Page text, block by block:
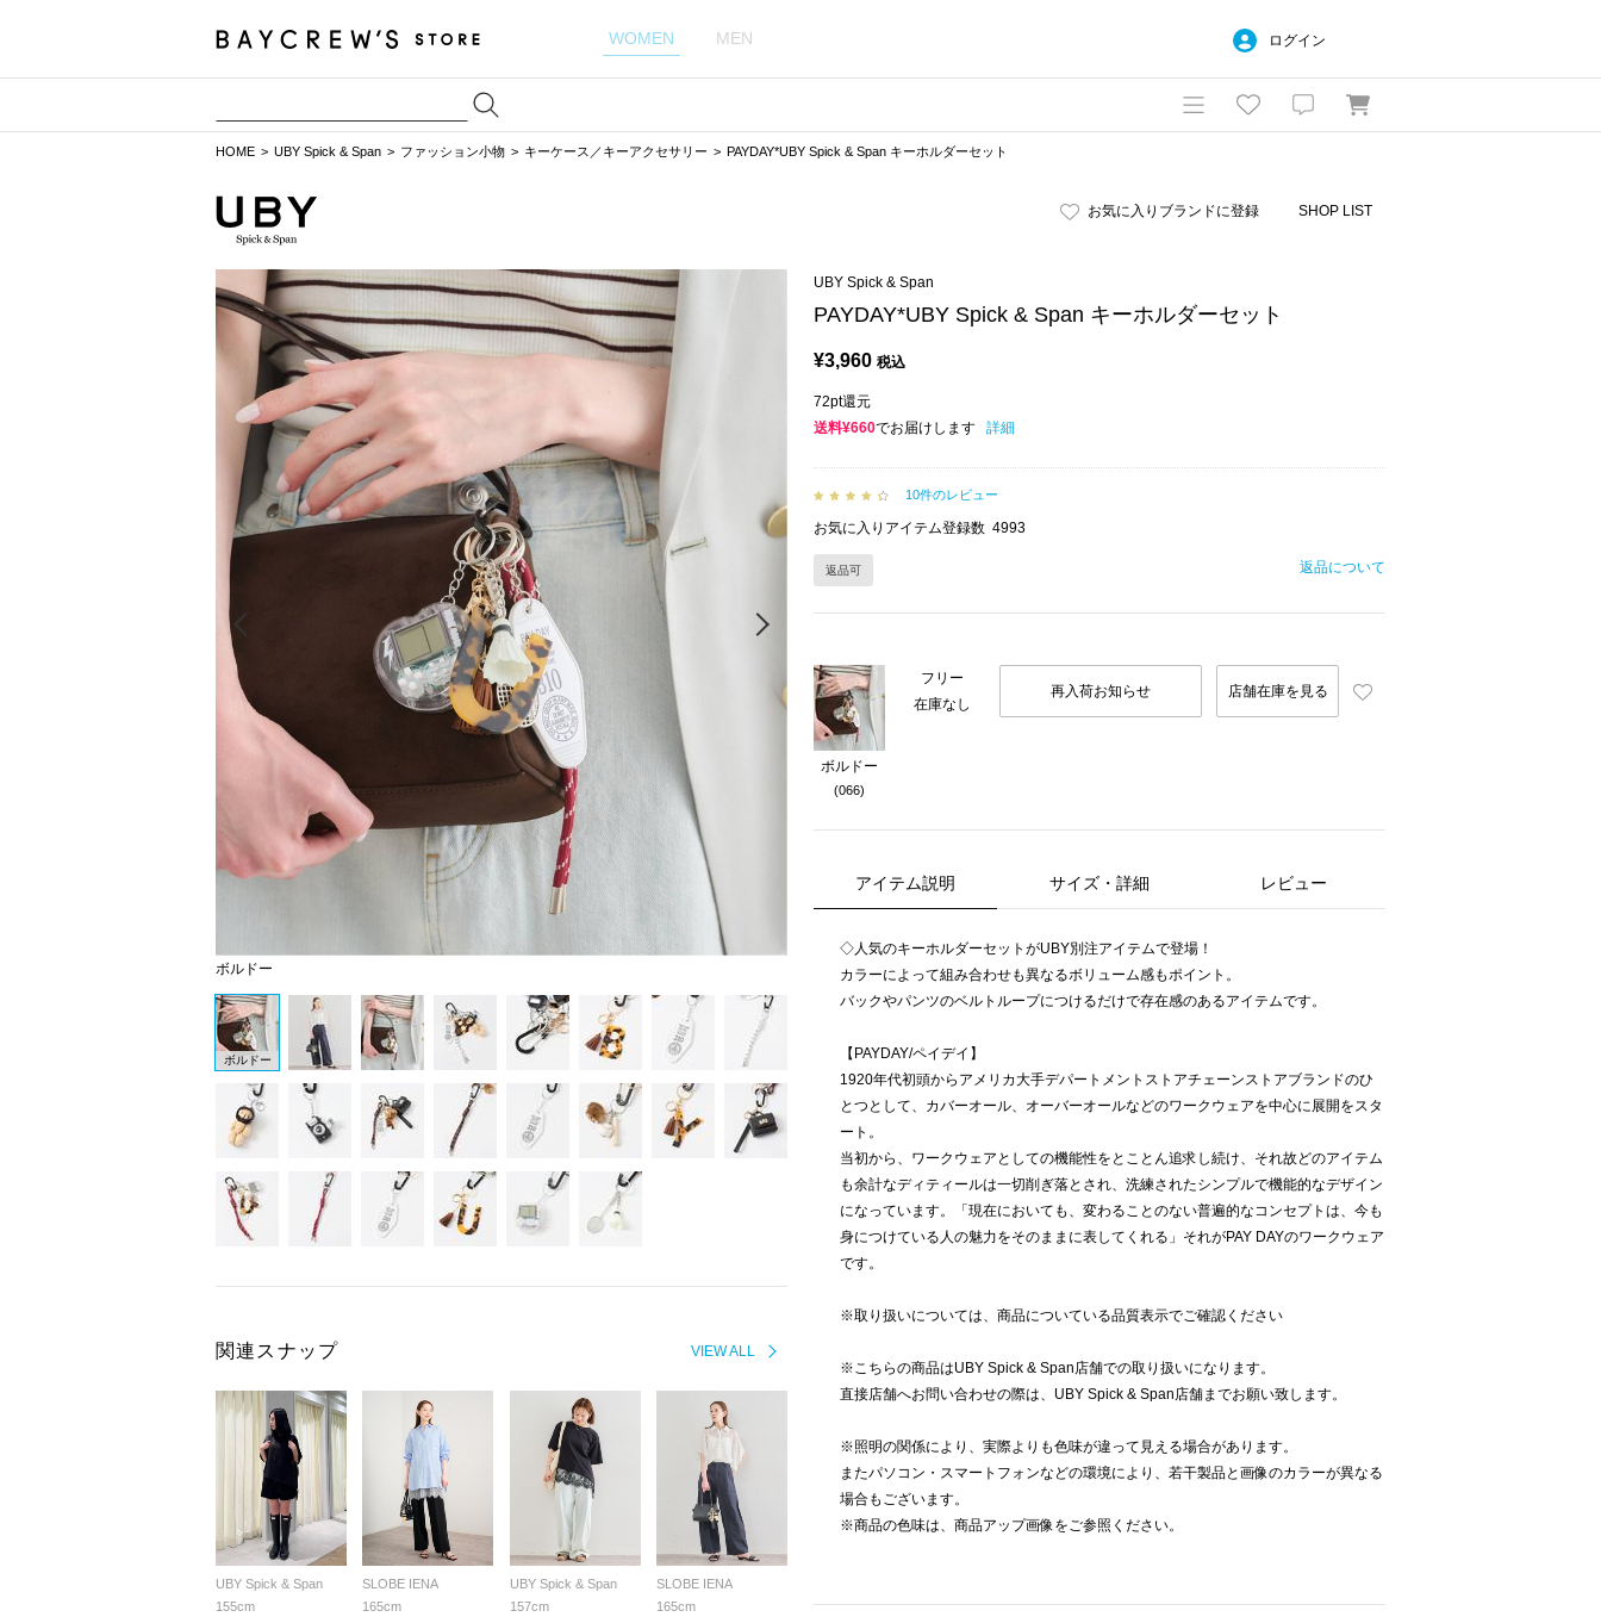
WOMEN MEN ログイン
HOME UBY Spick & Span ファッション小物 キーケース／キーアクセサリー PAYDAY*UBY Spick & Span キーホルダーセット
お気に入りブランドに登録 SHOP LIST
ボルドー
Next
ボルドー
VIEW ALL
関連スナップ
UBY Spick & Span
155cm
SLOBE IENA
165cm
UBY Spick & Span
157cm
SLOBE IENA
165cm
UBY Spick & Span
PAYDAY*UBY Spick & Span キーホルダーセット
¥3,960 税込
72pt還元
送料¥660でお届けします 詳細
10件のレビュー
お気に入りアイテム登録数 4993
返品可 返品について
ボルドー
(066)
フリー
在庫なし
再入荷お知らせ 店舗在庫を見る
アイテム説明 サイズ・詳細 レビュー
◇人気のキーホルダーセットがUBY別注アイテムで登場！
カラーによって組み合わせも異なるボリューム感もポイント。
バックやパンツのベルトループにつけるだけで存在感のあるアイテムです。
【PAYDAY/ペイデイ】
1920年代初頭からアメリカ大手デパートメントストアチェーンストアブランドのひ
とつとして、カバーオール、オーバーオールなどのワークウェアを中心に展開をスタ
ート。
当初から、ワークウェアとしての機能性をとことん追求し続け、それ故どのアイテム
も余計なディティールは一切削ぎ落とされ、洗練されたシンプルで機能的なデザイン
になっています。「現在においても、変わることのない普遍的なコンセプトは、今も
身につけている人の魅力をそのままに表してくれる」それがPAY DAYのワークウェア
です。
※取り扱いについては、商品についている品質表示でご確認ください
※こちらの商品はUBY Spick & Span店舗での取り扱いになります。
直接店舗へお問い合わせの際は、UBY Spick & Span店舗までお願い致します。
※照明の関係により、実際よりも色味が違って見える場合があります。
またパソコン・スマートフォンなどの環境により、若干製品と画像のカラーが異なる
場合もございます。
※商品の色味は、商品アップ画像をご参照ください。